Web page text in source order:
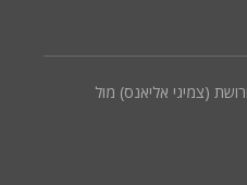
4, צומת חרושת (צמיגי אליאנס) מול